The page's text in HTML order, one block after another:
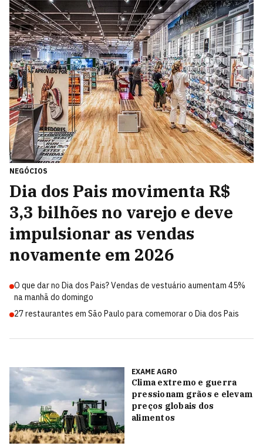
NEGÓCIOS
Dia dos Pais movimenta R$
3,3 bilhões no varejo e deve
impulsionar as vendas
novamente em 2026
O que dar no Dia dos Pais? Vendas de vestuário aumentam 45%
na manhã do domingo
27 restaurantes em São Paulo para comemorar o Dia dos Pais
EXAME AGRO
Clima extremo e guerra
pressionam grãos e elevam
preços globais dos
alimentos